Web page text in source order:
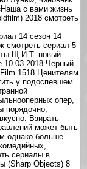
с вами жизнь
2018 смотреть
14 сезон 14
смотреть сериал 5
Щ.И.Т. новый
10.03.2018 Черный
1518 Ценителям
у подоспевшем
опер,
порядочно,
Взирать
может быть
однако больше
сериалы в
(Sharp Objects) 8